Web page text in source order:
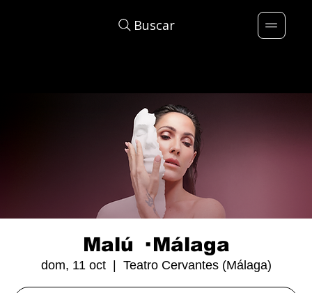
Buscar
Malú · Málaga
dom, 11 oct
  |
Teatro Cervantes (Málaga)